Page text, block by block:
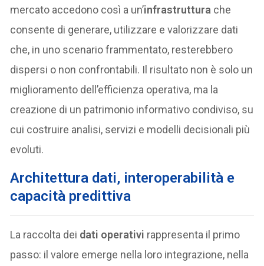
mercato accedono così a un’infrastruttura che
consente di generare, utilizzare e valorizzare dati
che, in uno scenario frammentato, resterebbero
dispersi o non confrontabili. Il risultato non è solo un
miglioramento dell’efficienza operativa, ma la
creazione di un patrimonio informativo condiviso, su
cui costruire analisi, servizi e modelli decisionali più
evoluti.
Architettura dati, interoperabilità e
capacità predittiva
La raccolta dei dati operativi rappresenta il primo
passo: il valore emerge nella loro integrazione, nella